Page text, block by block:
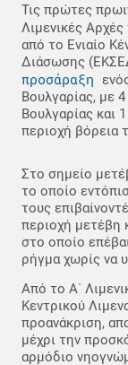
Τις πρώτες
Λιμενικές
από το Ενιαίο
Διάσωσης
προσάραξη
Βουλγαρίας, με
Βουλγαρίας και
περιοχή βόρεια
Στο σημείο
το οποίο
τους
περιοχή μετέβη
στο οποίο
ρήγμα χωρίς να
Από το Α΄
Κεντρικού
προανάκριση,
μέχρι την
αρμόδιο